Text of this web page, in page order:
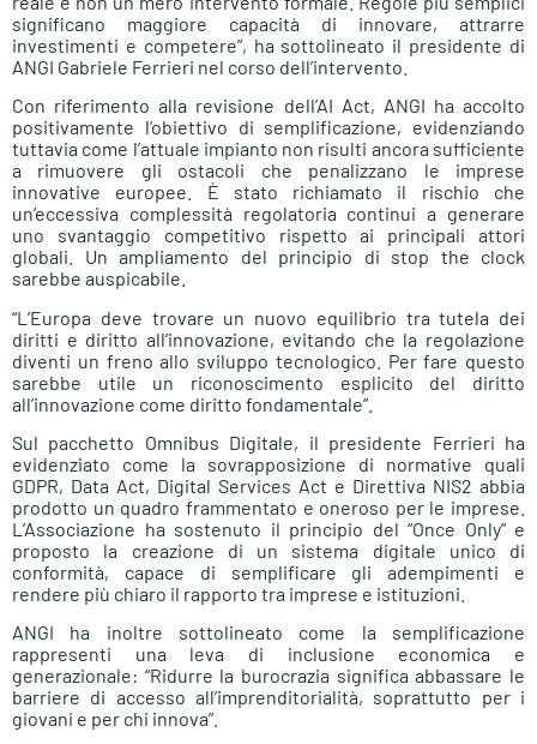
significano maggiore capacità di innovare, attrarre
investimenti e competere”, ha sottolineato il presidente di
ANGI Gabriele Ferrieri nel corso dell’intervento.
Con riferimento alla revisione dell’AI Act, ANGI ha accolto
positivamente l’obiettivo di semplificazione, evidenziando
tuttavia come l’attuale impianto non risulti ancora sufficiente
a rimuovere gli ostacoli che penalizzano le imprese
innovative europee. È stato richiamato il rischio che
un’eccessiva complessità regolatoria continui a generare
uno svantaggio competitivo rispetto ai principali attori
globali. Un ampliamento del principio di stop the clock
sarebbe auspicabile.
“L’Europa deve trovare un nuovo equilibrio tra tutela dei
diritti e diritto all’innovazione, evitando che la regolazione
diventi un freno allo sviluppo tecnologico. Per fare questo
sarebbe utile un riconoscimento esplicito del diritto
all’innovazione come diritto fondamentale”.
Sul pacchetto Omnibus Digitale, il presidente Ferrieri ha
evidenziato come la sovrapposizione di normative quali
GDPR, Data Act, Digital Services Act e Direttiva NIS2 abbia
prodotto un quadro frammentato e oneroso per le imprese.
L’Associazione ha sostenuto il principio del “Once Only” e
proposto la creazione di un sistema digitale unico di
conformità, capace di semplificare gli adempimenti e
rendere più chiaro il rapporto tra imprese e istituzioni.
ANGI ha inoltre sottolineato come la semplificazione
rappresenti una leva di inclusione economica e
generazionale: “Ridurre la burocrazia significa abbassare le
barriere di accesso all’imprenditorialità, soprattutto per i
giovani e per chi innova”.